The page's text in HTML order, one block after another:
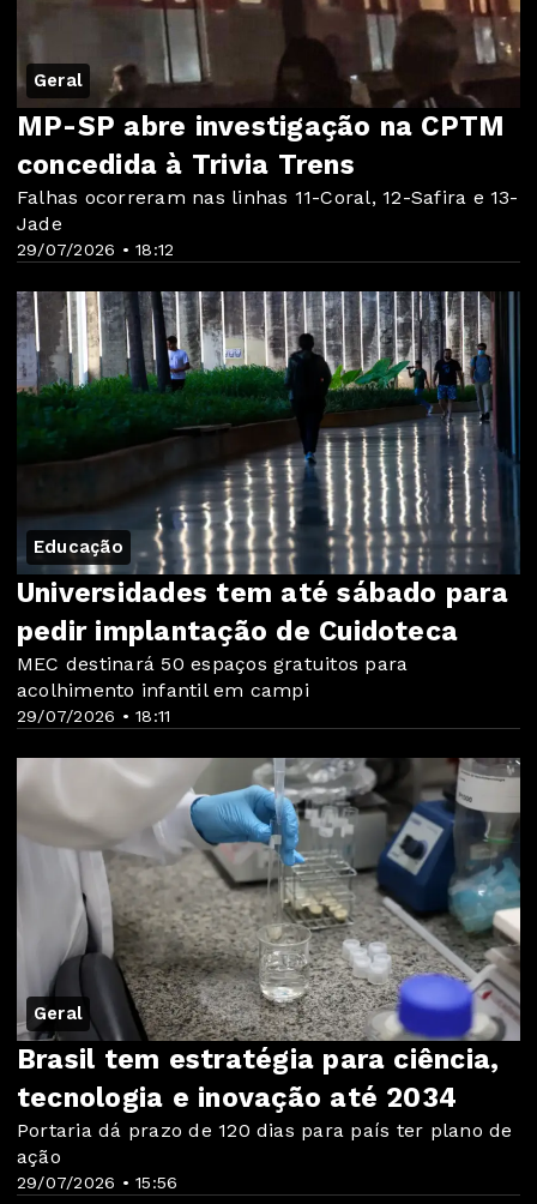
Geral
29/07/2026 • 18:12
MP-SP abre investigação na CPTM
concedida à Trivia Trens
Falhas ocorreram nas linhas 11-Coral, 12-Safira e 13-
Jade
Educação
29/07/2026 • 18:11
Universidades tem até sábado para
pedir implantação de Cuidoteca
MEC destinará 50 espaços gratuitos para
acolhimento infantil em campi
Geral
29/07/2026 • 15:56
Brasil tem estratégia para ciência,
tecnologia e inovação até 2034
Portaria dá prazo de 120 dias para país ter plano de
ação